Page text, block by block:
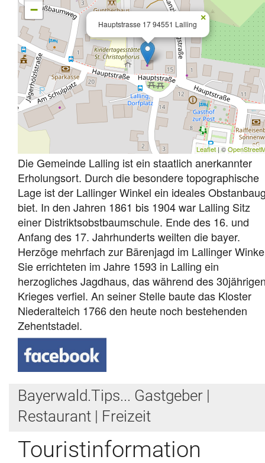
Hauptstrasse 17 94551 Lalling
×
−
Leaflet| ©
Die Gemeinde Lalling ist ein staatlich anerkannter
Erholungsort. Durch die besondere topographische
Lage ist der Lallinger Winkel ein ideales
biet. In den Jahren 1861 bis 1904 war Lalling Sitz
einer Distriktsobstbaumschule. Ende des 16. und
Anfang des 17. Jahrhunderts weilten die bayer.
Herzöge mehrfach zur Bärenjagd im Lallinger
Sie errichteten im Jahre 1593 in Lalling ein
herzogliches Jagdhaus, das während des
Krieges verfiel. An seiner Stelle baute das Kloster
Niederalteich 1766 den heute noch bestehenden
Zehentstadel.
Bayerwald.Tips... Gastgeber |
Restaurant | Freizeit
Touristinformation